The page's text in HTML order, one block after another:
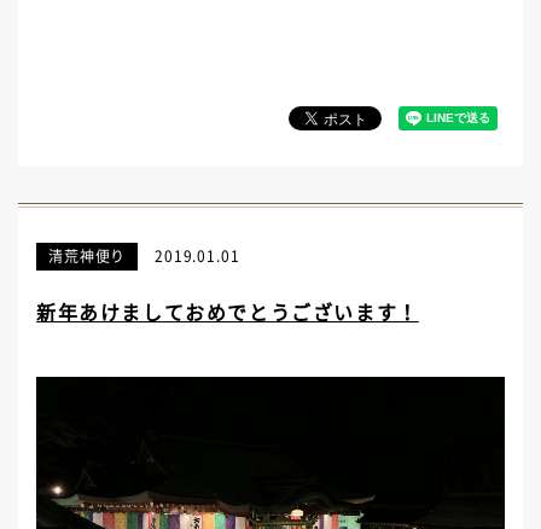
清荒神便り 2019.01.01
新年あけましておめでとうございます！